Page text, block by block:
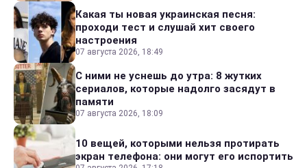
Какая ты новая украинская песня:
проходи тест и слушай хит своего
настроения
07 августа 2026, 18:49
С ними не уснешь до утра: 8 жутких
сериалов, которые надолго засядут в
памяти
07 августа 2026, 18:09
10 вещей, которыми нельзя протирать
экран телефона: они могут его испортить